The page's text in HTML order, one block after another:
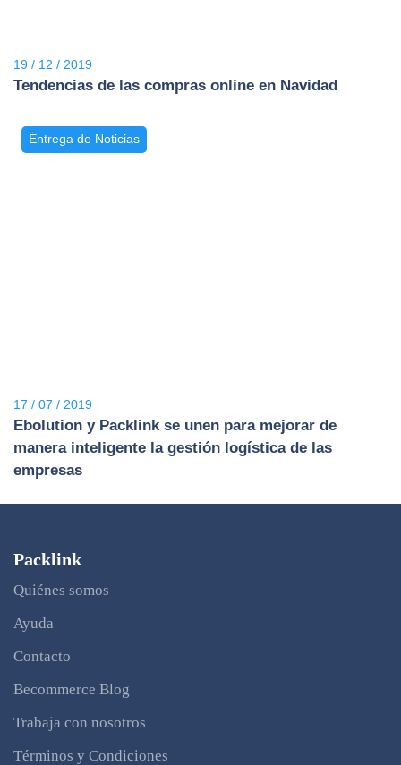
19 / 12 / 2019
Tendencias de las compras online en Navidad
17 / 07 / 2019
Ebolution y Packlink se unen para mejorar de
manera inteligente la gestión logística de las
empresas
Entrega de Noticias
Packlink
Quiénes somos
Ayuda
Contacto
Becommerce Blog
Trabaja con nosotros
Términos y Condiciones